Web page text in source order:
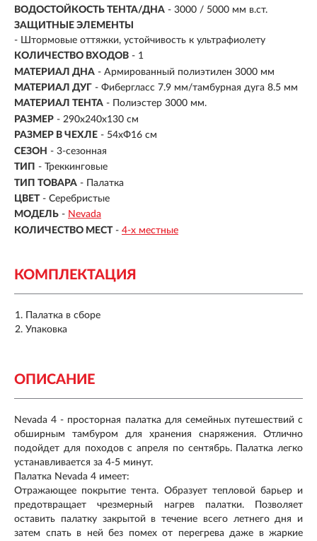
ВОДОСТОЙКОСТЬ ТЕНТА/ДНА - 3000 / 5000 мм в.ст.
ЗАЩИТНЫЕ ЭЛЕМЕНТЫ
- Штормовые оттяжки, устойчивость к ультрафиолету
КОЛИЧЕСТВО ВХОДОВ - 1
МАТЕРИАЛ ДНА - Армированный полиэтилен 3000 мм
МАТЕРИАЛ ДУГ - Фибергласс 7.9 мм/тамбурная дуга 8.5 мм
МАТЕРИАЛ ТЕНТА -
Полиэстер 3000 мм.
РАЗМЕР - 290х240х130 см
РАЗМЕР В ЧЕХЛЕ - 54хФ16 см
СЕЗОН - 3-сезонная
ТИП - Треккинговые
ТИП ТОВАРА - Палатка
ЦВЕТ - Серебристые
МОДЕЛЬ - Nevada
КОЛИЧЕСТВО МЕСТ - 4-х местные
КОМПЛЕКТАЦИЯ
Палатка в сборе
Упаковка
ОПИСАНИЕ
Nevada 4 - просторная палатка для семейных путешествий с
обширным тамбуром для хранения снаряжения. Отлично
подойдет для походов с апреля по сентябрь. Палатка легко
устанавливается за 4-5 минут.
Палатка Nevada 4 имеет:
Отражающее покрытие тента. Образует тепловой барьер и
предотвращает чрезмерный нагрев палатки. Позволяет
оставить палатку закрытой в течение всего летнего дня и
затем спать в ней без помех от перегрева даже в жаркие